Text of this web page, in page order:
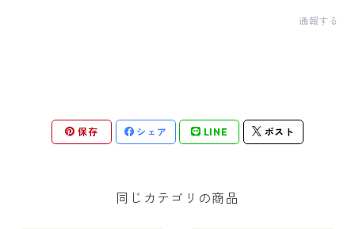
通報する
保存 シェア LINE ポスト
同じカテゴリの商品